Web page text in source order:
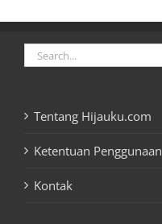
Search
for:
Tentang Hijauku.com
Ketentuan Penggunaan
Kontak